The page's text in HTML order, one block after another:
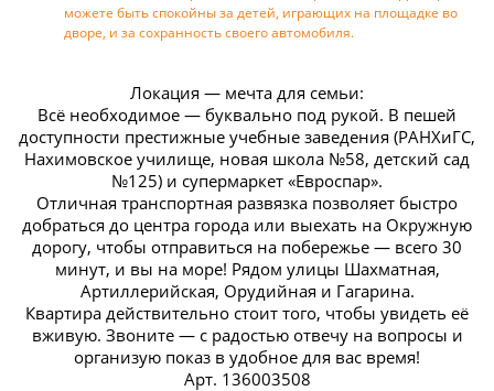
можете быть спокойны за детей, играющих на площадке во
дворе, и за сохранность своего автомобиля.
Локация — мечта для семьи:
Всё необходимое — буквально под рукой. В пешей
доступности престижные учебные заведения (РАНХиГС,
Нахимовское училище, новая школа №58, детский сад
№125) и супермаркет «Евроспар».
Отличная транспортная развязка позволяет быстро
добраться до центра города или выехать на Окружную
дорогу, чтобы отправиться на побережье — всего 30
минут, и вы на море! Рядом улицы Шахматная,
Артиллерийская, Орудийная и Гагарина.
Квартира действительно стоит того, чтобы увидеть её
вживую. Звоните — с радостью отвечу на вопросы и
организую показ в удобное для вас время!
Арт. 136003508